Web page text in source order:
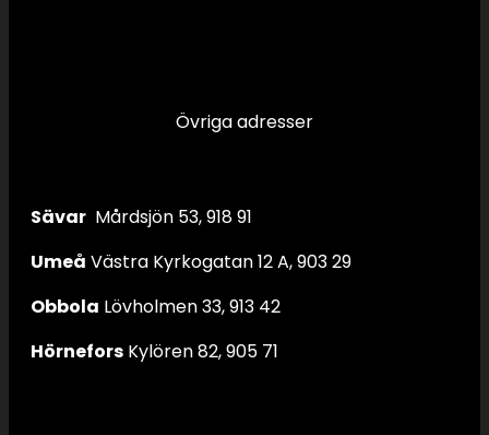
Övriga adresser
Sävar Mårdsjön 53, 918 91
Umeå Västra Kyrkogatan 12 A, 903 29
Obbola Lövholmen 33, 913 42
Hörnefors Kylören 82, 905 71